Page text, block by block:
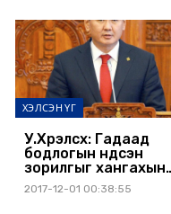
ХЭЛСЭН ҮГ
У.Хүрэлсүх: Гадаад
бодлогын үндсэн
зорилгыг хангахын
төлөө манай Засгийн
газар ажиллах
2017-12-01 00:38:55